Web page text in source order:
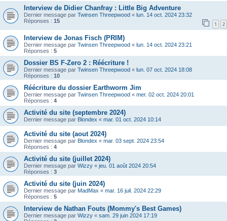
Interview de Didier Chanfray : Little Big Adventure
Dernier message par Twinsen Threepwood « lun. 14 oct. 2024 23:32
Réponses : 15 1 2
Interview de Jonas Fisch (PRIM)
Dernier message par Twinsen Threepwood « lun. 14 oct. 2024 23:21
Réponses : 5
Dossier BS F-Zero 2 : Réécriture !
Dernier message par Twinsen Threepwood « lun. 07 oct. 2024 18:08
Réponses : 10
Réécriture du dossier Earthworm Jim
Dernier message par Twinsen Threepwood « mer. 02 oct. 2024 20:01
Réponses : 4
Activité du site (septembre 2024)
Dernier message par Blondex « mar. 01 oct. 2024 10:14
Activité du site (aout 2024)
Dernier message par Blondex « mar. 03 sept. 2024 23:54
Réponses : 4
Activité du site (juillet 2024)
Dernier message par Wizzy « jeu. 01 août 2024 20:54
Réponses : 3
Activité du site (juin 2024)
Dernier message par MadMax « mar. 16 juil. 2024 22:29
Réponses : 5
Interview de Nathan Fouts (Mommy's Best Games)
Dernier message par Wizzy « sam. 29 juin 2024 17:19